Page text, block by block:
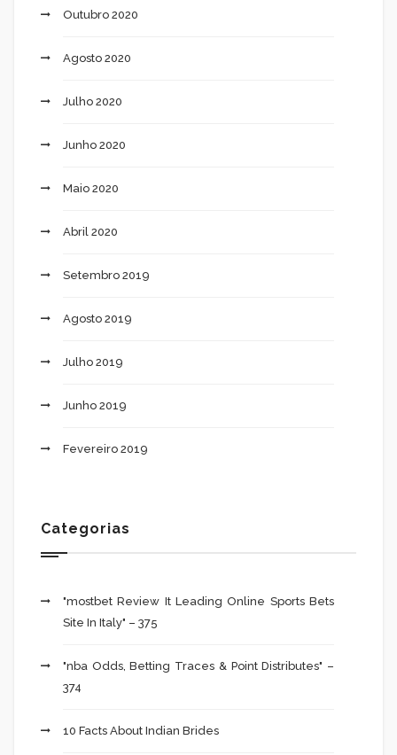
Outubro 2020
Agosto 2020
Julho 2020
Junho 2020
Maio 2020
Abril 2020
Setembro 2019
Agosto 2019
Julho 2019
Junho 2019
Fevereiro 2019
Categorias
"mostbet Review It Leading Online Sports Bets
Site In Italy" – 375
"nba Odds, Betting Traces & Point Distributes" –
374
10 Facts About Indian Brides